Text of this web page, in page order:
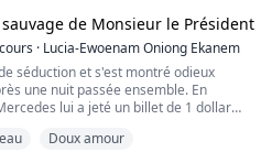
haut risque qui promet de résoudre ses
à quel prix ? Leonardo, un homme
sombres que la ...
sauvage de Monsieur le Président
· Lucia-Ewoenam Oniong Ekanem
séduction et s'est montré odieux
une nuit passée ensemble. En
lui a jeté un billet de 1 dollar
qu'elle a jugée médiocre. Pendant
Doux amour